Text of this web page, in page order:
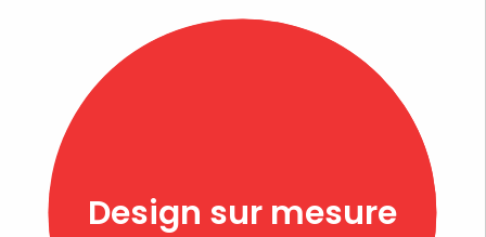
Design sur mesure